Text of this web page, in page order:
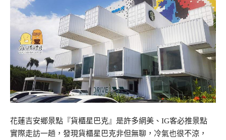
花蓮吉安鄉景點『貨櫃星巴克』是許多網美、IG客必推景點
實際走訪一趟，發現貨櫃星巴克非但無聊，冷氣也很不涼，